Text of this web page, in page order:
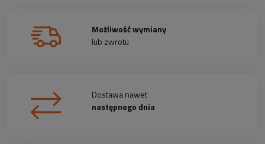
Możliwość wymiany
lub zwrotu
Dostawa nawet
następnego dnia